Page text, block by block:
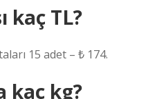
kaç TL?
15 adet – ₺ 174.
kaç kg?